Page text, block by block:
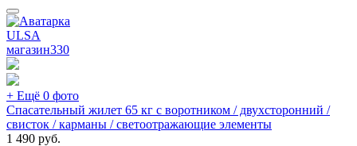
ULSA
магазин330
+ Ещё 0 фото
Спасательный жилет 65 кг с воротником / двухсторонний /
свисток / карманы / светоотражающие элементы
1 490 руб.